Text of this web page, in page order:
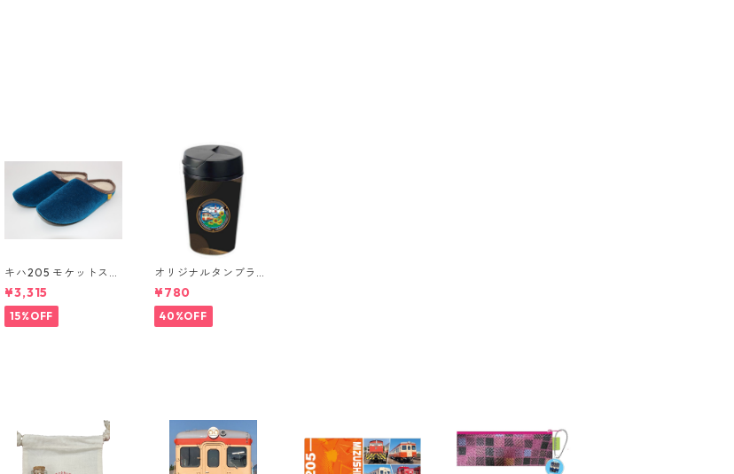
キハ205 モケットスリ
ッパ
¥3,315
15%OFF
オリジナルタンブラー
（マンホールデザイ
ン）
¥780
40%OFF